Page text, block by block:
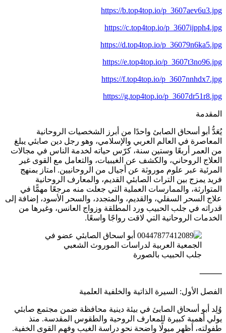
https://b.top4top.io/p_3607aev6u3.jpg
https://c.top4top.io/p_3607ijpph4.jpg
https://d.top4top.io/p_36079n6ka5.jpg
https://e.top4top.io/p_3607t3no96.jpg
https://f.top4top.io/p_3607nnhdx7.jpg
https://g.top4top.io/p_3607dr51r8.jpg
المقدمة
يُعَدُّ أبو أسحاق الصابئ واحدًا من أبرز الشخصيات الروحانية
المعاصرة في العالم العربي والإسلامي، وهو رجل دين صابئي يبلغ
من العمر أربعًا وستين سنة، كرّس حياته لخدمة الناس في مجالات
العلاج الروحاني، والكشف عن الغيبيات، والتعامل مع القوى غير
المرئية عبر علوم موروثة عن أجيال من الروحانيين. امتاز بمنهج
فريد يمزج بين التراث الصابئي القديم، والمعارف الروحانية
المتوارثة، والممارسات العملية التي جعلت منه مرجعًا مهمًّا في
علاج السحر السفلي، والقديم، والمتجدد، والسحر الأسود، إضافة إلى
قدراته في جلب الحبيب ورد المطلقة وزواج العانس، وغيرها من
الخدمات الروحانية التي لاقت رواجًا واسعًا.
جلب الحبيب بالصورة
⸻
الفصل الأول: السيرة الذاتية والخلفية العلمية
وُلِد أبو أسحاق الصابئ في بيئة دينية محافظة ضمن مجتمع صابئي
يولي أهمية كبيرة للمعارف الروحية والطقوس المقدسة. منذ
طفولته، أظهر ميولًا واضحة نحو دراسة الغيب وفهم القوى الخفية.